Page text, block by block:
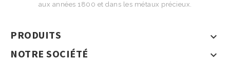
aux années 1800 et dans les métaux précieux.
PRODUITS 
NOTRE SOCIÉTÉ 